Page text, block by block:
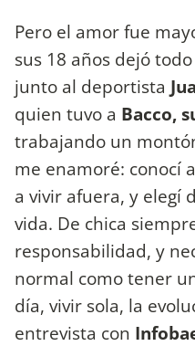
Pero el amor fue
sus 18 años dejó
junto al deportista
quien tuvo a Bacco,
trabajando un
me enamoré: conocí
a vivir afuera, y elegí
vida. De chica
responsabilidad, y
normal como tener
día, vivir sola, la
entrevista con